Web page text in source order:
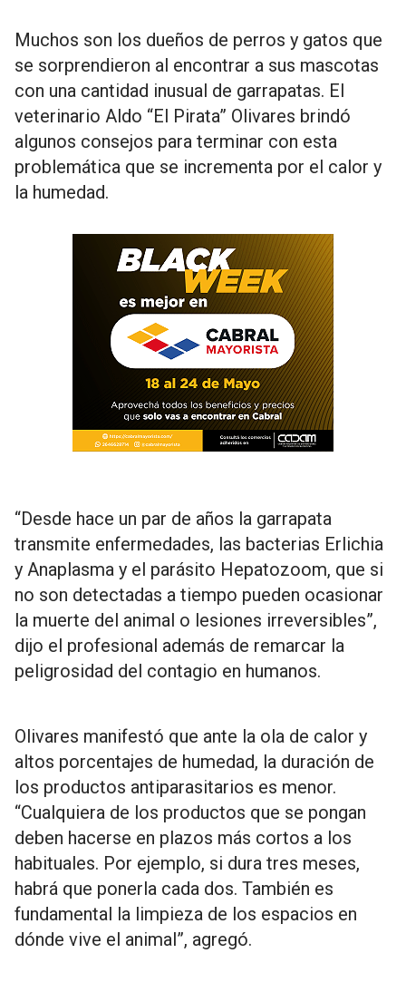
Muchos son los dueños de perros y gatos que
se sorprendieron al encontrar a sus mascotas
con una cantidad inusual de garrapatas. El
veterinario Aldo “El Pirata” Olivares brindó
algunos consejos para terminar con esta
problemática que se incrementa por el calor y
la humedad.
“Desde hace un par de años la garrapata
transmite enfermedades, las bacterias Erlichia
y Anaplasma y el parásito Hepatozoom, que si
no son detectadas a tiempo pueden ocasionar
la muerte del animal o lesiones irreversibles”,
dijo el profesional además de remarcar la
peligrosidad del contagio en humanos.
Olivares manifestó que ante la ola de calor y
altos porcentajes de humedad, la duración de
los productos antiparasitarios es menor.
“Cualquiera de los productos que se pongan
deben hacerse en plazos más cortos a los
habituales. Por ejemplo, si dura tres meses,
habrá que ponerla cada dos. También es
fundamental la limpieza de los espacios en
dónde vive el animal”, agregó.